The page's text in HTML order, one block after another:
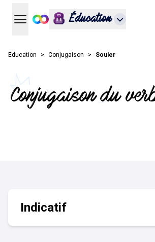
Ouvrir le menu principal
Éducation
Education Conjugaison Souler
Conjugaison du
Indicatif